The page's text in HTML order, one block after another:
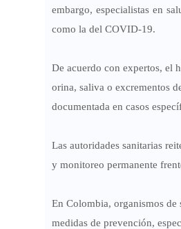
embargo, especialistas en
como la del COVID-19.
De acuerdo con expertos, el
orina, saliva o excrementos
documentada en casos
Las autoridades sanitarias
y monitoreo permanente
En Colombia, organismos de
medidas de prevención,